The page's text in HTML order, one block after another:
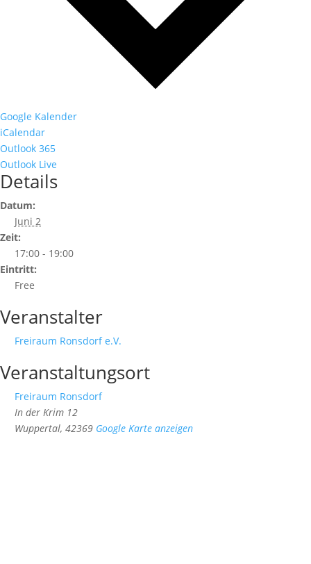
Google Kalender
iCalendar
Outlook 365
Outlook Live
Details
Datum:
Juni 2
Zeit:
17:00 - 19:00
Eintritt:
Free
Veranstalter
Freiraum Ronsdorf e.V.
Veranstaltungsort
Freiraum Ronsdorf
In der Krim 12
Wuppertal, 42369 Google Karte anzeigen